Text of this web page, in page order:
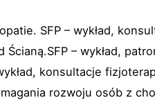
SFP – wykład,
– wykład,
konsultacje
rozwoju osób z